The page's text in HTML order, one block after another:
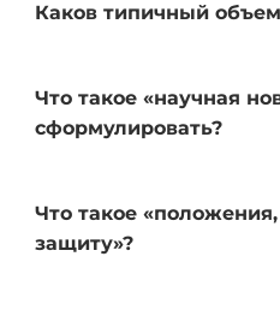
Каков типичный
Что такое «научная
сформулировать?
Что такое
защиту»?